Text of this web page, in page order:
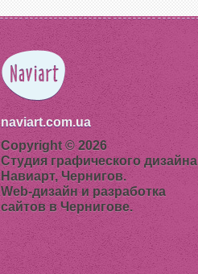
naviart.com.ua
Copyright © 2026
Студия графического дизайна
Навиарт, Чернигов.
Web-дизайн и разработка
сайтов в Чернигове.